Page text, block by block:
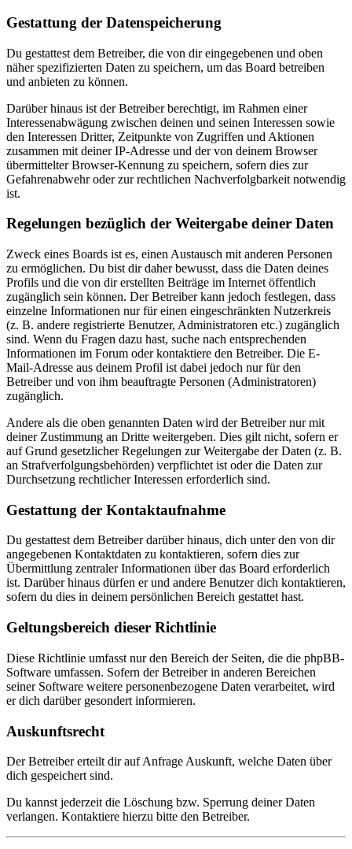
Gestattung der Datenspeicherung
Du gestattest dem Betreiber, die von dir eingegebenen und oben
näher spezifizierten Daten zu speichern, um das Board betreiben
und anbieten zu können.
Darüber hinaus ist der Betreiber berechtigt, im Rahmen einer
Interessenabwägung zwischen deinen und seinen Interessen sowie
den Interessen Dritter, Zeitpunkte von Zugriffen und Aktionen
zusammen mit deiner IP-Adresse und der von deinem Browser
übermittelter Browser-Kennung zu speichern, sofern dies zur
Gefahrenabwehr oder zur rechtlichen Nachverfolgbarkeit notwendig
ist.
Regelungen bezüglich der Weitergabe deiner Daten
Zweck eines Boards ist es, einen Austausch mit anderen Personen
zu ermöglichen. Du bist dir daher bewusst, dass die Daten deines
Profils und die von dir erstellten Beiträge im Internet öffentlich
zugänglich sein können. Der Betreiber kann jedoch festlegen, dass
einzelne Informationen nur für einen eingeschränkten Nutzerkreis
(z. B. andere registrierte Benutzer, Administratoren etc.) zugänglich
sind. Wenn du Fragen dazu hast, suche nach entsprechenden
Informationen im Forum oder kontaktiere den Betreiber. Die E-
Mail-Adresse aus deinem Profil ist dabei jedoch nur für den
Betreiber und von ihm beauftragte Personen (Administratoren)
zugänglich.
Andere als die oben genannten Daten wird der Betreiber nur mit
deiner Zustimmung an Dritte weitergeben. Dies gilt nicht, sofern er
auf Grund gesetzlicher Regelungen zur Weitergabe der Daten (z. B.
an Strafverfolgungsbehörden) verpflichtet ist oder die Daten zur
Durchsetzung rechtlicher Interessen erforderlich sind.
Gestattung der Kontaktaufnahme
Du gestattest dem Betreiber darüber hinaus, dich unter den von dir
angegebenen Kontaktdaten zu kontaktieren, sofern dies zur
Übermittlung zentraler Informationen über das Board erforderlich
ist. Darüber hinaus dürfen er und andere Benutzer dich kontaktieren,
sofern du dies in deinem persönlichen Bereich gestattet hast.
Geltungsbereich dieser Richtlinie
Diese Richtlinie umfasst nur den Bereich der Seiten, die die phpBB-
Software umfassen. Sofern der Betreiber in anderen Bereichen
seiner Software weitere personenbezogene Daten verarbeitet, wird
er dich darüber gesondert informieren.
Auskunftsrecht
Der Betreiber erteilt dir auf Anfrage Auskunft, welche Daten über
dich gespeichert sind.
Du kannst jederzeit die Löschung bzw. Sperrung deiner Daten
verlangen. Kontaktiere hierzu bitte den Betreiber.